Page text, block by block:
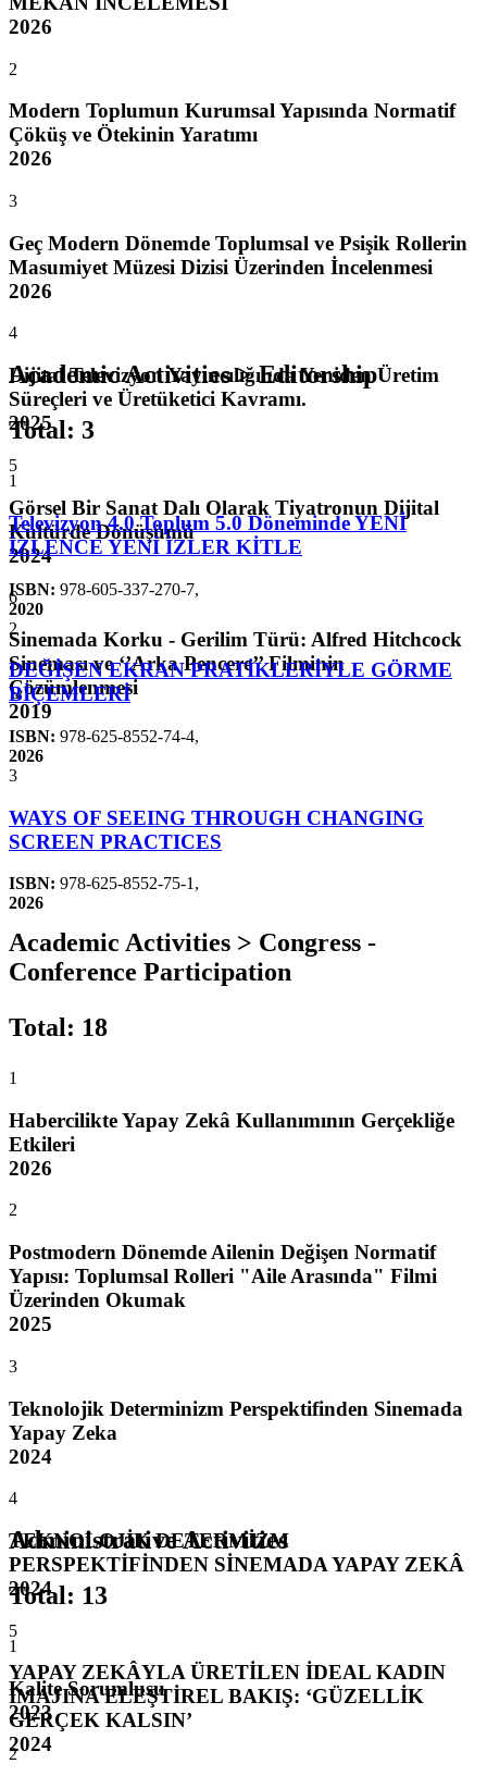
2026
2
Modern Toplumun Kurumsal Yapısında Normatif
Çöküş ve Ötekinin Yaratımı
2026
3
Geç Modern Dönemde Toplumsal ve Psişik Rollerin
Masumiyet Müzesi Dizisi Üzerinden İncelenmesi
2026
4
Dijital Televizyon Yayıncılığında Yeniden Üretim
Süreçleri ve Üretüketici Kavramı.
2025
5
Görsel Bir Sanat Dalı Olarak Tiyatronun Dijital
Kültürde Dönüşümü
2024
6
Sinemada Korku - Gerilim Türü: Alfred Hitchcock
Sineması ve ‘’Arka Pencere’’ Filminin
Çözümlenmesi
2019
Academic Activities > Editorship
Total: 3
1
Televizyon 4.0 Toplum 5.0 Döneminde YENİ
İZLENCE YENİ İZLER KİTLE
ISBN: 978-605-337-270-7,
2020
2
DEĞİŞEN EKRAN PRATİKLERİYLE GÖRME
BİÇEMLERİ
ISBN: 978-625-8552-74-4,
2026
3
WAYS OF SEEING THROUGH CHANGING
SCREEN PRACTICES
ISBN: 978-625-8552-75-1 ,
2026
Academic Activities > Congress -
Conference Participation
Total: 18
1
Habercilikte Yapay Zekâ Kullanımının Gerçekliğe
Etkileri
2026
2
Postmodern Dönemde Ailenin Değişen Normatif
Yapısı: Toplumsal Rolleri "Aile Arasında" Filmi
Üzerinden Okumak
2025
3
Teknolojik Determinizm Perspektifinden Sinemada
Yapay Zeka
2024
4
TEKNOLOJİK DETERMİZM
PERSPEKTİFİNDEN SİNEMADA YAPAY ZEKÂ
2024
5
YAPAY ZEKÂYLA ÜRETİLEN İDEAL KADIN
İMAJINA ELEŞTİREL BAKIŞ: ‘GÜZELLİK
GERÇEK KALSIN’
2024
Administrative Activities
Total: 13
1
Kalite Sorumlusu
2023
2